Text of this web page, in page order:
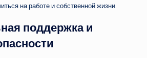
на работе и собственной жизни.
поддержка и